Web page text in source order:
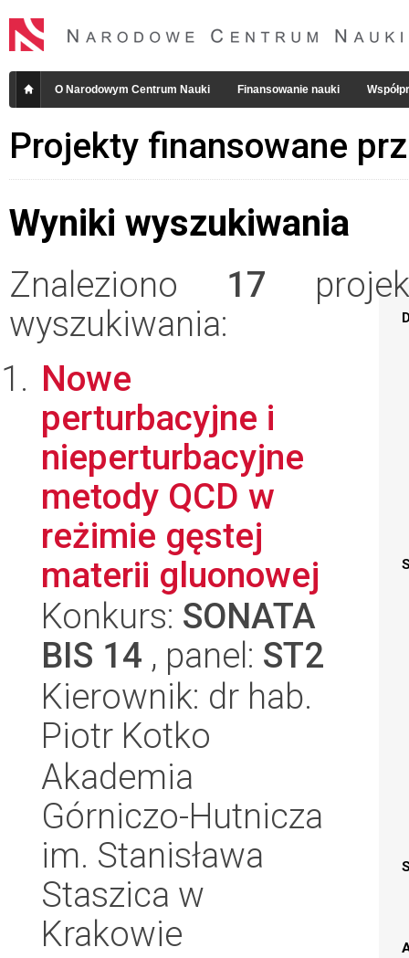
O Narodowym Centrum Nauki Finansowanie nauki
Projekty finansowane
Wyniki wyszukiwania
Znaleziono 17
wyszukiwania:
Nowe
perturbacyjne i
nieperturbacyjne
metody QCD w
reżimie gęstej
materii gluonowej
Konkurs: SONATA
BIS 14 , panel: ST2
Kierownik: dr hab.
Piotr Kotko
Akademia
Górniczo-Hutnicza
im. Stanisława
Staszica w
Krakowie